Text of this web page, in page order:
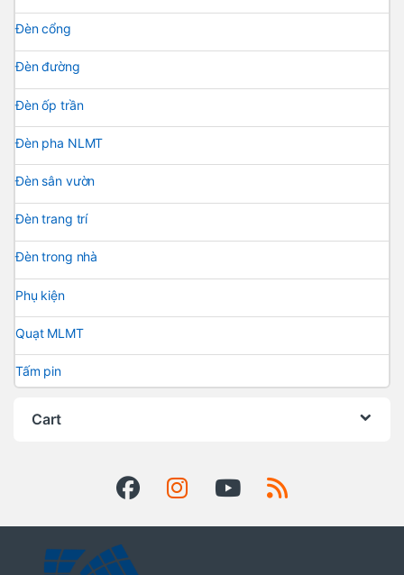
Đèn cổng
Đèn đường
Đèn ốp trần
Đèn pha NLMT
Đèn sân vườn
Đèn trang trí
Đèn trong nhà
Phụ kiện
Quạt MLMT
Tấm pin
Cart